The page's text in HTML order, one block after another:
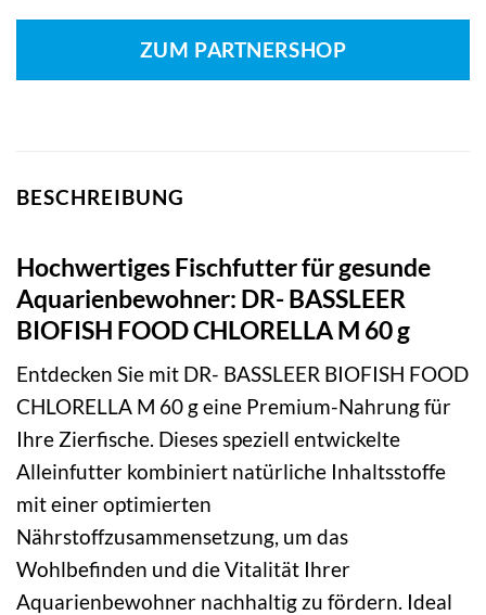
war:
5,50 €
ist:
3,90 €.
ZUM PARTNERSHOP
BESCHREIBUNG
Hochwertiges Fischfutter für gesunde
Aquarienbewohner: DR- BASSLEER
BIOFISH FOOD CHLORELLA M 60 g
Entdecken Sie mit DR- BASSLEER BIOFISH FOOD
CHLORELLA M 60 g eine Premium-Nahrung für
Ihre Zierfische. Dieses speziell entwickelte
Alleinfutter kombiniert natürliche Inhaltsstoffe
mit einer optimierten
Nährstoffzusammensetzung, um das
Wohlbefinden und die Vitalität Ihrer
Aquarienbewohner nachhaltig zu fördern. Ideal